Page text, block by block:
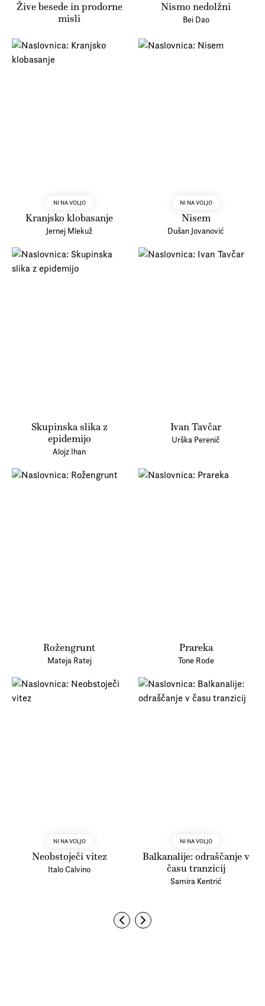
Žive besede in prodorne
misli
Nismo nedolžni
Bei Dao
NI NA VOLJO
Kranjsko klobasanje
Jernej Mlekuž
NI NA VOLJO
Nisem
Dušan Jovanović
Skupinska slika z
epidemijo
Alojz Ihan
Ivan Tavčar
Urška Perenič
Rožengrunt
Mateja Ratej
Prareka
Tone Rode
NI NA VOLJO
Neobstoječi vitez
Italo Calvino
NI NA VOLJO
Balkanalije: odraščanje v
času tranzicij
Samira Kentrić